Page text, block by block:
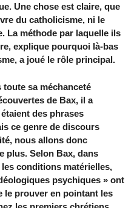
Une chose est claire, que
du catholicisme, ni le
La méthode par laquelle ils
explique pourquoi là-bas
a joué le rôle principal.
toute sa méchanceté
de Bax, il a
des phrases
ce genre de discours
nous allons donc
plus. Selon Bax, dans
conditions matérielles,
psychiques » ont
le prouver en pointant les